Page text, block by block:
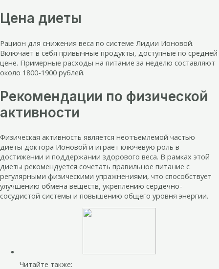
Цена диеты
Рацион для снижения веса по системе Лидии Ионовой.
Включает в себя привычные продукты, доступные по средней
цене. Примерные расходы на питание за неделю составляют
около 1800-1900 рублей.
Рекомендации по физической
активности
Физическая активность является неотъемлемой частью
диеты доктора Ионовой и играет ключевую роль в
достижении и поддержании здорового веса. В рамках этой
диеты рекомендуется сочетать правильное питание с
регулярными физическими упражнениями, что способствует
улучшению обмена веществ, укреплению сердечно-
сосудистой системы и повышению общего уровня энергии.
Читайте также: